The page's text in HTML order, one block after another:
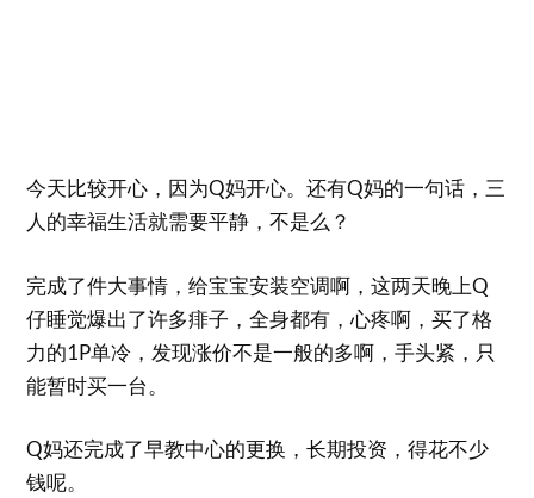
今天比较开心，因为Q妈开心。还有Q妈的一句话，三
人的幸福生活就需要平静，不是么？
完成了件大事情，给宝宝安装空调啊，这两天晚上Q
仔睡觉爆出了许多痱子，全身都有，心疼啊，买了格
力的1P单冷，发现涨价不是一般的多啊，手头紧，只
能暂时买一台。
Q妈还完成了早教中心的更换，长期投资，得花不少
钱呢。